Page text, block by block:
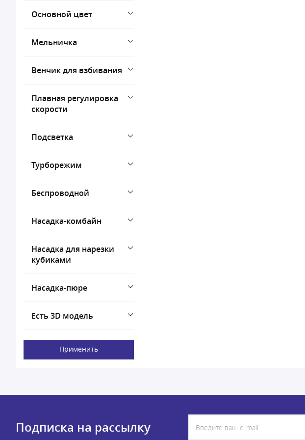
Основной цвет
Мельничка
Венчик для взбивания
Плавная регулировка
скорости
Подсветка
Турборежим
Беспроводной
Насадка-комбайн
Насадка для нарезки
кубиками
Насадка-пюре
Есть 3D модель
Применить
Подписка на рассылку